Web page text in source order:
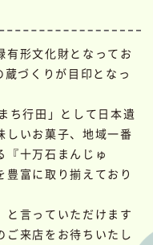
有形文化財となってお
づくりが目印となっ
ち行田」として日本遺
しいお菓子、地域一番
『十万石まんじゅ
富に取り揃えており
と言っていただけます
ご来店をお待ちいたし